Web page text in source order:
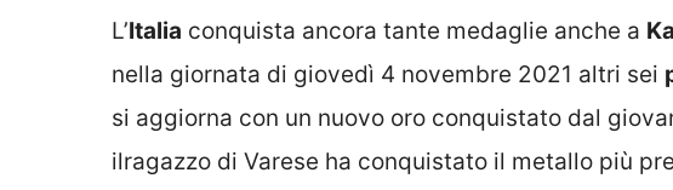
L’Italia conquista ancora tante medaglie anche a
nella giornata di giovedì 4 novembre 2021 altri sei
si aggiorna con un nuovo oro conquistato dal
ilragazzo di Varese ha conquistato il metallo più